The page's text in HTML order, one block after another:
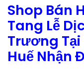
Shop Bán
Tang Lễ
Trương
Huế Nhận